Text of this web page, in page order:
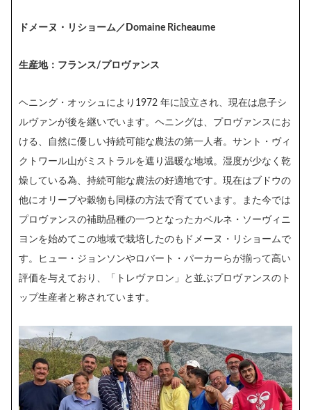
ドメーヌ・リショーム／Domaine Richeaume
生産地：フランス/プロヴァンス
ヘニング・オッシュにより1972 年に設立され、現在は息子シ
ルヴァンが後を継いでいます。ヘニングは、プロヴァンスにお
ける、自然に優しい持続可能な農法の第一人者。サント・ヴィ
クトワール山がミストラルを遮り温暖な地域。湿度が少なく乾
燥している為、持続可能な農法の好適地です。現在はブドウの
他にオリーブや穀物も同様の方法で育てています。また今では
プロヴァンスの補助品種の一つとなったカベルネ・ソーヴィニ
ヨンを始めてこの地域で栽培したのもドメーヌ・リショームで
す。ヒュー・ジョンソンやロバート・パーカーらが揃って高い
評価を与えており、「トレヴァロン」と並ぶプロヴァンスのト
ップ生産者と称されています。